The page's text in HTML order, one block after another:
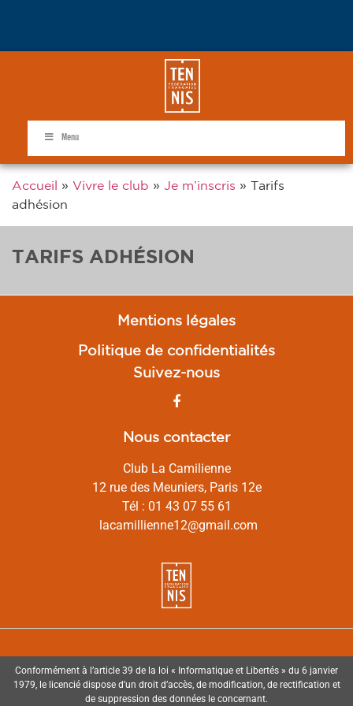
Menu
Accueil » Vivre le club » Je m’inscris » Tarifs
adhésion
TARIFS ADHÉSION
Mentions légales
Politique de confidentialités
Suivez-nous
Nous contacter
Club La Camilienne
12 rue des Meuniers, Paris 12e
Tél : 01 43 07 55 61
lacamillienne12@gmail.com
Conformément à l’article 39 de la loi « Informatique et Libertés » du 6 janvier
1979, le licencié dispose d’un droit d’accès, de modification, de rectification et
de suppression des données le concernant.